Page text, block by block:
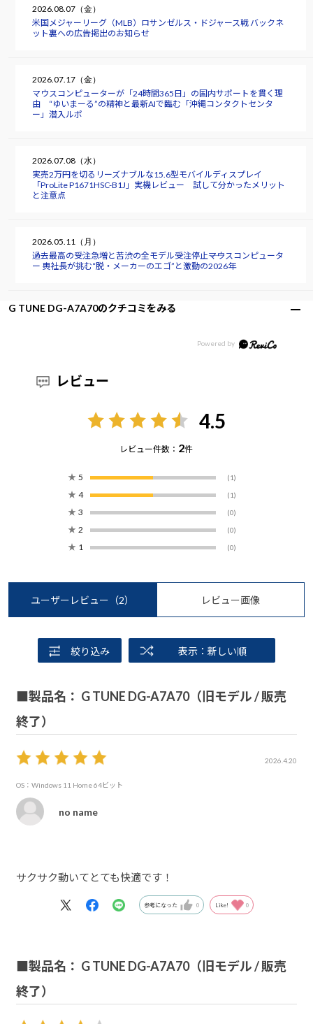
2026.08.07（金）
米国メジャーリーグ（MLB）ロサンゼルス・ドジャース戦 バックネ
ット裏への広告掲出のお知らせ
2026.07.17（金）
マウスコンピューターが「24時間365日」の国内サポートを貫く理
由 “ゆいまーる”の精神と最新AIで臨む「沖縄コンタクトセンタ
ー」潜入ルポ
2026.07.08（水）
実売2万円を切るリーズナブルな15.6型モバイルディスプレイ
「ProLite P1671HSC-B1J」実機レビュー 試して分かったメリット
と注意点
2026.05.11（月）
過去最高の受注急増と苦渋の全モデル受注停止――マウスコンピュータ
ー 軣社長が挑む“脱・メーカーのエゴ”と激動の2026年
G TUNE DG-A7A70のクチコミをみる
レビュー
4.5
レビュー件数： 2件
★ 5 (1)
★ 4 (1)
★ 3 (0)
★ 2 (0)
★ 1 (0)
ユーザーレビュー （2） レビュー画像
絞り込み 表示：新しい順
■製品名： G TUNE DG-A7A70（旧モデル / 販売
終了）
2026.4.20
OS：Windows 11 Home 64ビット
no name
サクサク動いてとても快適です！
参考になった 0 Like! 0
■製品名： G TUNE DG-A7A70（旧モデル / 販売
終了）